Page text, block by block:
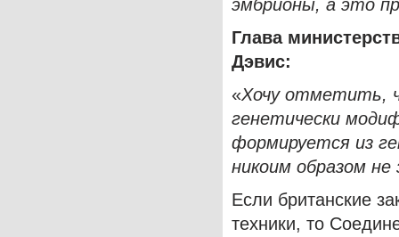
эмбрионы, а это
Глава
Дэвис:
«Хочу отметить,
генетически
формируется из
никоим образом
Если британские
техники, то